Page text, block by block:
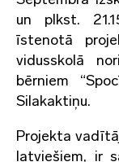
un plkst.
īstenotā
vidusskolā
bērniem
Silakaktiņu.
Projekta
latviešiem, ir